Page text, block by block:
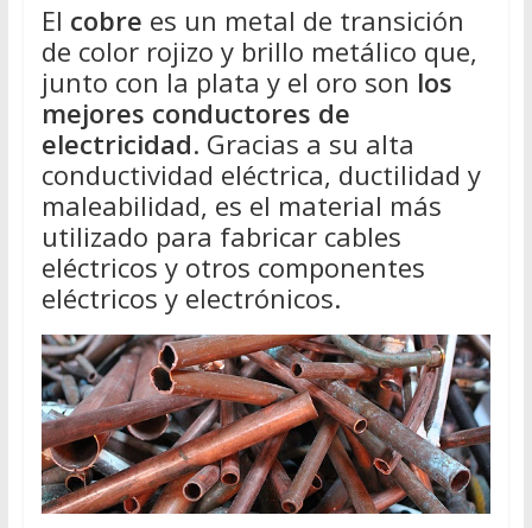
El cobre es un metal de transición
de color rojizo y brillo metálico que,
junto con la plata y el oro son los
mejores conductores de
electricidad. Gracias a su alta
conductividad eléctrica, ductilidad y
maleabilidad, es el material más
utilizado para fabricar cables
eléctricos y otros componentes
eléctricos y electrónicos.